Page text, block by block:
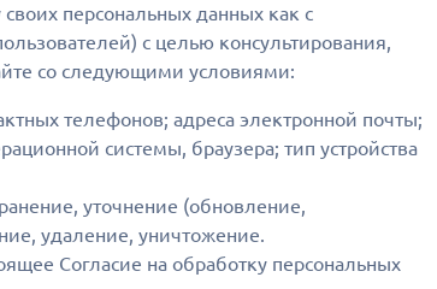
персональных данных как с
с целью консультирования,
со следующими условиями:
телефонов; адреса электронной почты;
системы, браузера; тип устройства
уточнение (обновление,
удаление, уничтожение.
Согласие на обработку персональных